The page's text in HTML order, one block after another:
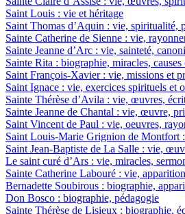
Saint Louis : vie et héritage
Saint Thomas d’Aquin : vie, spiritualité,
Sainte Catherine de Sienne : vie,
Sainte Jeanne d’Arc : vie, sainteté,
Sainte Rita : biographie, miracles, causes
Saint François-Xavier : vie, missions et
Saint Ignace : vie, exercices spirituels et
Sainte Thérèse d’Avila : vie, œuvres,
Sainte Jeanne de Chantal : vie, œuvre,
Saint Vincent de Paul : vie, oeuvres,
Saint Louis-Marie Grignion de Montfort
Saint Jean-Baptiste de La Salle : vie,
Le saint curé d’Ars : vie, miracles,
Sainte Catherine Labouré : vie,
Bernadette Soubirous : biographie,
Don Bosco : biographie, pédagogie
Sainte Thérèse de Lisieux : biographie,